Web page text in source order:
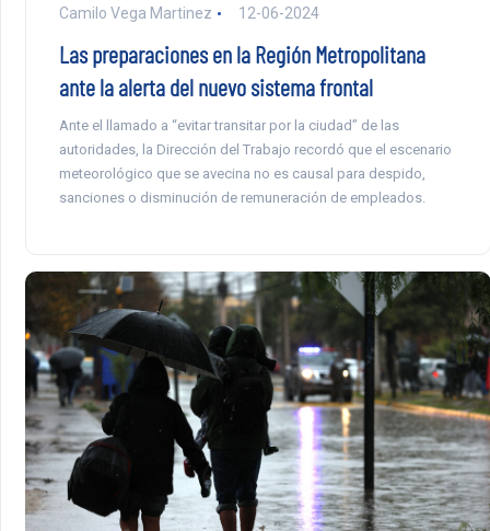
Camilo Vega Martinez 12-06-2024
Las preparaciones en la Región Metropolitana
ante la alerta del nuevo sistema frontal
Ante el llamado a “evitar transitar por la ciudad” de las
autoridades, la Dirección del Trabajo recordó que el escenario
meteorológico que se avecina no es causal para despido,
sanciones o disminución de remuneración de empleados.